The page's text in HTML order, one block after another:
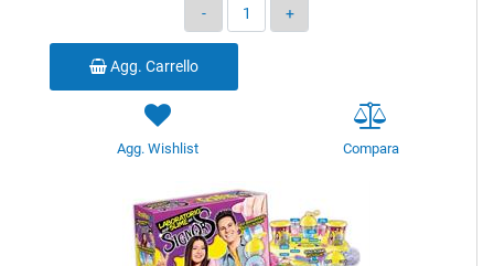
Quantità
Agg. Carrello
Agg. Wishlist Compara